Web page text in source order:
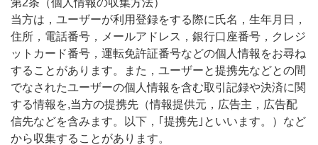
当方は，ユーザーが利用登録をする際に氏名，生年月日，
住所，電話番号，メールアドレス，銀行口座番号，クレジ
ットカード番号，運転免許証番号などの個人情報をお尋ね
することがあります。また，ユーザーと提携先などとの間
でなされたユーザーの個人情報を含む取引記録や決済に関
する情報を,当方の提携先（情報提供元，広告主，広告配
信先などを含みます。以下，｢提携先｣といいます。）など
から収集することがあります。